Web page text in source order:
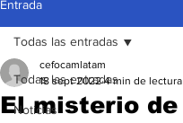
Entrada
Todas las entradas
Noticias
Todas las entradas
El misterio de
cefocamlatam
18 sept 2022 4 min de lectura